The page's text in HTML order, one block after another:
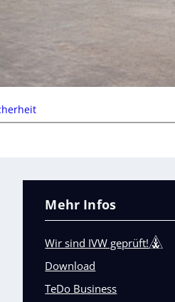
Mehr Infos
Wir sind IVW geprüft!
Download
TeDo Business